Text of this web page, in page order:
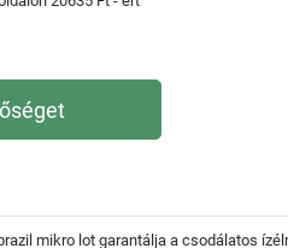
mikro lot garantálja a csodálatos